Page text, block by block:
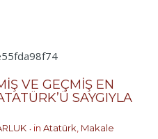
VE GEÇMİŞ EN
SAYGIYLA
in Atatürk, Makale